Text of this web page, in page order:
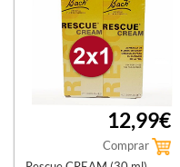
12,99€
Comprar